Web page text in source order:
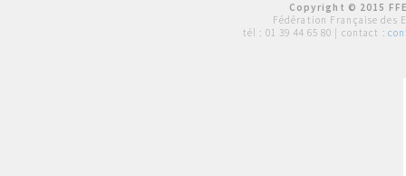
Copyright © 2015
Fédération Française des
tél : 01 39 44 65 80 | contact :